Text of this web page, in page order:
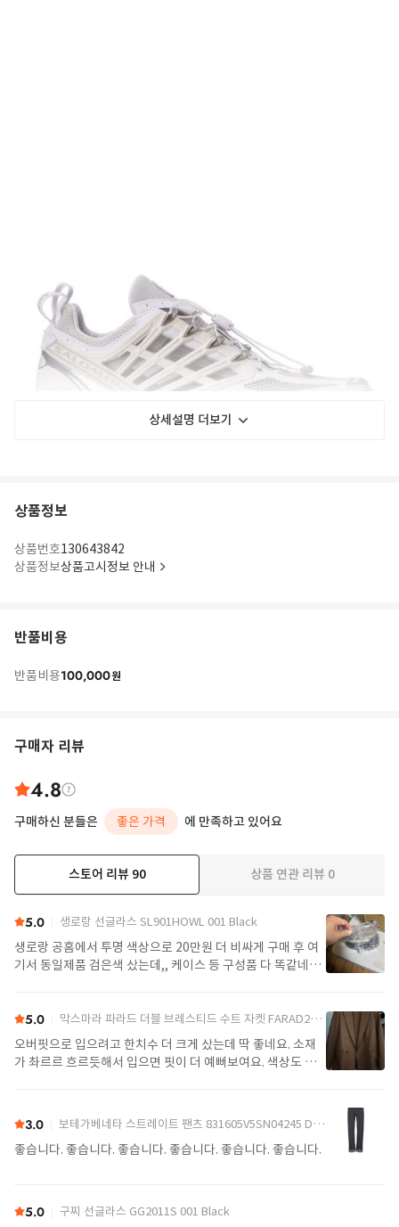
상세설명 더보기
상품정보
상품번호130643842
상품정보상품고시정보 안내
반품비용
반품비용100,000원
구매자 리뷰
4.8
구매하신 분들은 좋은 가격 에 만족하고 있어요
스토어 리뷰 90 상품 연관 리뷰 0
5.0 생로랑 선글라스 SL901HOWL 001 Black
생로랑 공홈에서 투명 색상으로 20만원 더 비싸게 구매 후 여
기서 동일제품 검은색 샀는데,, 케이스 등 구성품 다 똑같네요
5.0 막스마라 파라드 더블 브레스티드 수트 자켓 FARAD2521046122600004 Camel
오버핏으로 입으려고 한치수 더 크게 샀는데 딱 좋네요. 소재
가 촤르르 흐르듯해서 입으면 핏이 더 예뻐보여요. 색상도 제
3.0 보테가베네타 스트레이트 팬츠 831605V5SN04245 Denim
좋습니다. 좋습니다. 좋습니다. 좋습니다. 좋습니다. 좋습니다.
5.0 구찌 선글라스 GG2011S 001 Black